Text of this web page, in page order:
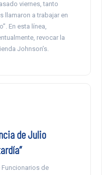
viernes, tanto
llamaron a trabajar en
En esta línea,
revocar la
Johnson’s.
de Julio
de